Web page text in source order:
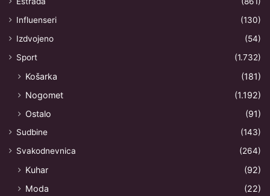
Influenseri
(130)
Izdvojeno
(54)
Sport
(1.732)
Košarka
(181)
Nogomet
(1.192)
Ostalo
(91)
Sudbine
(143)
Svakodnevnica
(264)
Kuhar
(92)
Moda
(22)